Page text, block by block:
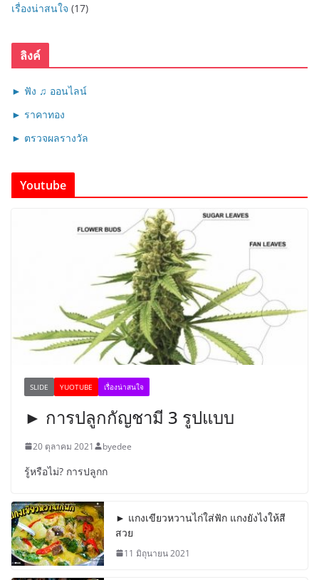
เรื่องน่าสนใจ (17)
ลิงค์
► ฟัง ♫ ออนไลน์
► ราคาทอง
► ตรวจผลรางวัล
Youtube
SLIDE YUOTUBE เรื่องน่าสนใจ
► การปลูกกัญชามี 3 รูปแบบ
20 ตุลาคม 2021 byedee
รู้หรือไม่? การปลูกก
► แกงเขียวหวานไก่ใส่ฟัก แกงยังไงให้สี
สวย
11 มิถุนายน 2021